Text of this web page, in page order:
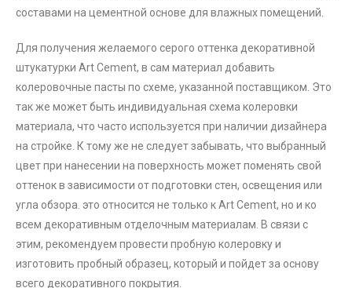
составами на цементной основе для влажных помещений.
Для получения желаемого серого оттенка декоративной
штукатурки Art Cement, в сам материал добавить
колеровочные пасты по схеме, указанной поставщиком. Это
так же может быть индивидуальная схема колеровки
материала, что часто используется при наличии дизайнера
на стройке. К тому же не следует забывать, что выбранный
цвет при нанесении на поверхность может поменять свой
оттенок в зависимости от подготовки стен, освещения или
угла обзора. это относится не только к Art Cement, но и ко
всем декоративным отделочным материалам. В связи с
этим, рекомендуем провести пробную колеровку и
изготовить пробный образец, который и пойдет за основу
всего декоративного покрытия.